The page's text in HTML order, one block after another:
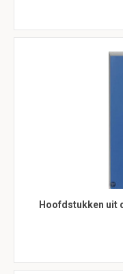
Hoofdstukken uit